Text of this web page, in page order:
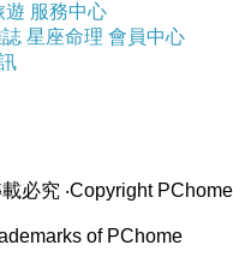
遊 服務中心
星座命理 會員中心
必究 ‧Copyright PChome
of PChome